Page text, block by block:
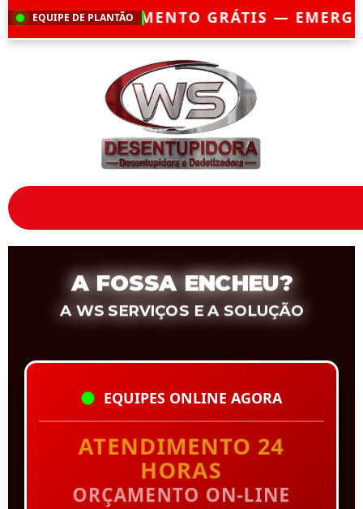
EQUIPE DE PLANTÃO
— EMERGÊNCIA?CHEGAMOS EM
A FOSSA ENCHEU?
A WS SERVIÇOS E A SOLUÇÃO
EQUIPES ONLINE AGORA
ATENDIMENTO 24
HORAS
ORÇAMENTO ON-LINE